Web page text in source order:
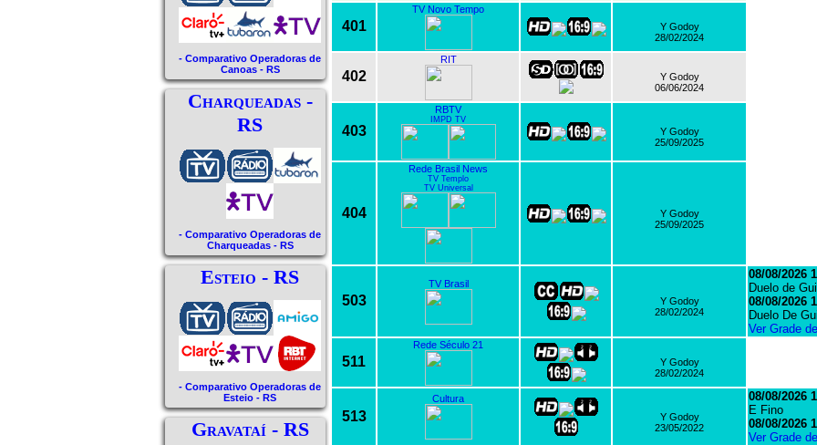
- Comparativo Operadoras de
Canoas - RS
Charqueadas -
RS
- Comparativo Operadoras de
Charqueadas - RS
Esteio - RS
- Comparativo Operadoras de
Esteio - RS
Gravataí - RS
401
TV Novo Tempo
Y Godoy
28/02/2024
402
RIT
Y Godoy
06/06/2024
403
RBTV
IMPD TV
Y Godoy
25/09/2025
404
Rede Brasil News
TV Templo
TV Universal
Y Godoy
25/09/2025
503
TV Brasil
Y Godoy
28/02/2024
08/08/2026
Duelo de
08/08/2026
Duelo De
Ver Grade
511
Rede Século 21
Y Godoy
28/02/2024
513
Cultura
Y Godoy
23/05/2022
08/08/2026
E Fino
08/08/2026
Ver Grade